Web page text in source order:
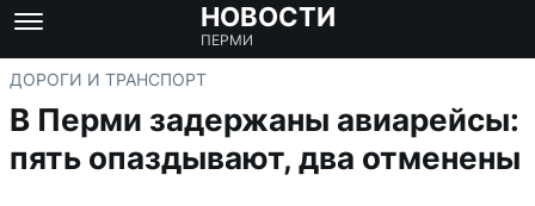
НОВОСТИ
ПЕРМИ
ДОРОГИ И ТРАНСПОРТ
В Перми задержаны авиарейсы:
пять опаздывают, два отменены